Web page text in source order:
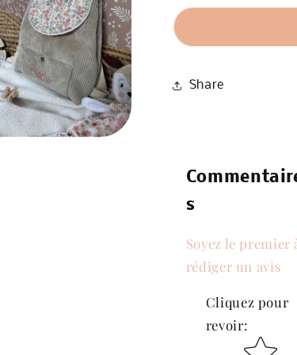
de
destinataire
carte-
Share
s
Soyez le premier
rédiger un avis
Cliquez pour
revoir:
Star rating